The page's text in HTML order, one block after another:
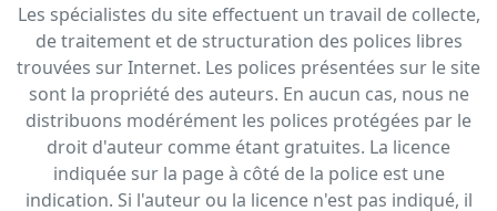
Les spécialistes du site effectuent un travail de collecte,
de traitement et de structuration des polices libres
trouvées sur Internet. Les polices présentées sur le site
sont la propriété des auteurs. En aucun cas, nous ne
distribuons modérément les polices protégées par le
droit d'auteur comme étant gratuites. La licence
indiquée sur la page à côté de la police est une
indication. Si l'auteur ou la licence n'est pas indiqué, il